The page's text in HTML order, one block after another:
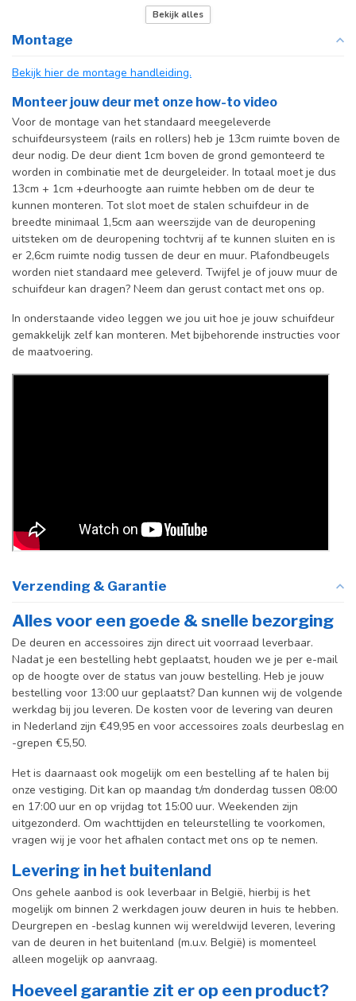
U kunt een tabel vinden met de
exacte deurmaten in de
Incl. deurgreep
Incl. systeem
Bekijk alles
Montage
Bekijk hier de montage handleiding.
Monteer jouw deur met onze how-to video
Voor de montage van het standaard meegeleverde
schuifdeursysteem (rails en rollers) heb je 13cm ruimte boven de
deur nodig. De deur dient 1cm boven de grond gemonteerd te
worden in combinatie met de deurgeleider. In totaal moet je dus
13cm + 1cm +deurhoogte aan ruimte hebben om de deur te
kunnen monteren. Tot slot moet de stalen schuifdeur in de
breedte minimaal 1,5cm aan weerszijde van de deuropening
uitsteken om de deuropening tochtvrij af te kunnen sluiten en is
er 2,6cm ruimte nodig tussen de deur en muur. Plafondbeugels
worden niet standaard mee geleverd. Twijfel je of jouw muur de
schuifdeur kan dragen? Neem dan gerust contact met ons op.
In onderstaande video leggen we jou uit hoe je jouw schuifdeur
gemakkelijk zelf kan monteren. Met bijbehorende instructies voor
de maatvoering.
Verzending & Garantie
Alles voor een goede & snelle bezorging
De deuren en accessoires zijn direct uit voorraad leverbaar.
Nadat je een bestelling hebt geplaatst, houden we je per e-mail
op de hoogte over de status van jouw bestelling. Heb je jouw
bestelling voor 13:00 uur geplaatst? Dan kunnen wij de volgende
werkdag bij jou leveren. De kosten voor de levering van deuren
in Nederland zijn €49,95 en voor accessoires zoals deurbeslag en
-grepen €5,50.
Het is daarnaast ook mogelijk om een bestelling af te halen bij
onze vestiging. Dit kan op maandag t/m donderdag tussen 08:00
en 17:00 uur en op vrijdag tot 15:00 uur. Weekenden zijn
uitgezonderd. Om wachttijden en teleurstelling te voorkomen,
vragen wij je voor het afhalen contact met ons op te nemen.
Levering in het buitenland
Ons gehele aanbod is ook leverbaar in België, hierbij is het
mogelijk om binnen 2 werkdagen jouw deuren in huis te hebben.
Deurgrepen en -beslag kunnen wij wereldwijd leveren, levering
van de deuren in het buitenland (m.u.v. België) is momenteel
alleen mogelijk op aanvraag.
Hoeveel garantie zit er op een product?